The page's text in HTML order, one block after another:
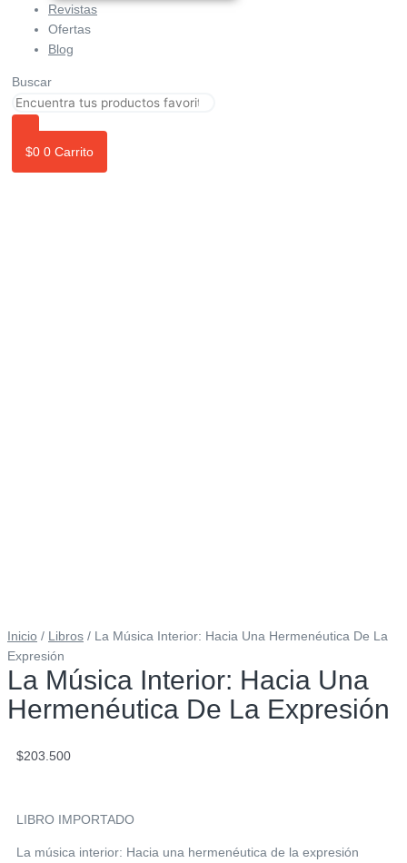
Revistas
Ofertas
Blog
Buscar
$0 0 Carrito
Inicio / Libros / La Música Interior: Hacia Una Hermenéutica De La
Expresión
La Música Interior: Hacia Una
Hermenéutica De La Expresión
$203.500
LIBRO IMPORTADO
La música interior: Hacia una hermenéutica de la expresión